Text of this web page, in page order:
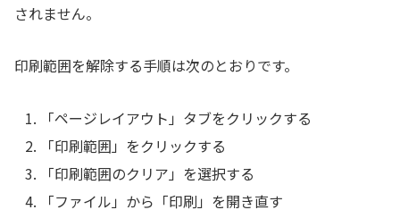
されません。
印刷範囲を解除する手順は次のとおりです。
「ページレイアウト」タブをクリックする
「印刷範囲」をクリックする
「印刷範囲のクリア」を選択する
「ファイル」から「印刷」を開き直す